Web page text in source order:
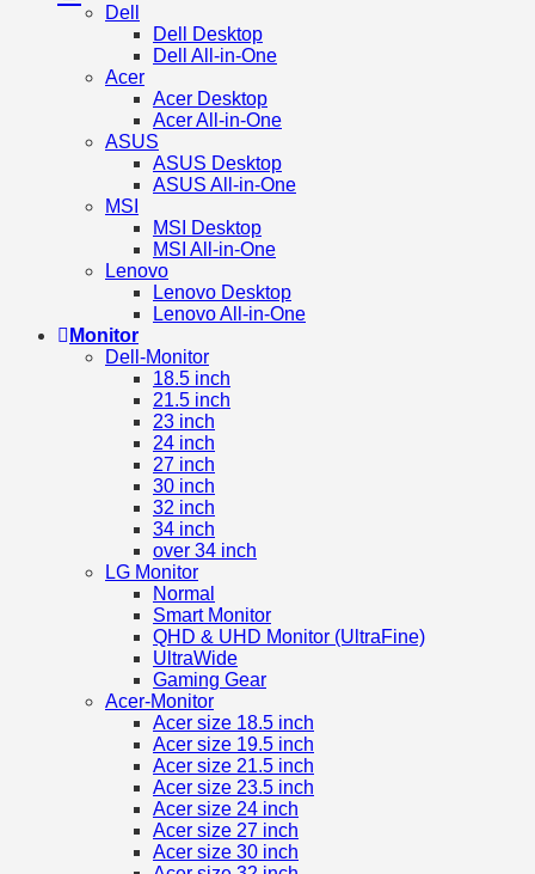
Dell
Dell Desktop
Dell All-in-One
Acer
Acer Desktop
Acer All-in-One
ASUS
ASUS Desktop
ASUS All-in-One
MSI
MSI Desktop
MSI All-in-One
Lenovo
Lenovo Desktop
Lenovo All-in-One
Monitor
Dell-Monitor
18.5 inch
21.5 inch
23 inch
24 inch
27 inch
30 inch
32 inch
34 inch
over 34 inch
LG Monitor
Normal
Smart Monitor
QHD & UHD Monitor (UltraFine)
UltraWide
Gaming Gear
Acer-Monitor
Acer size 18.5 inch
Acer size 19.5 inch
Acer size 21.5 inch
Acer size 23.5 inch
Acer size 24 inch
Acer size 27 inch
Acer size 30 inch